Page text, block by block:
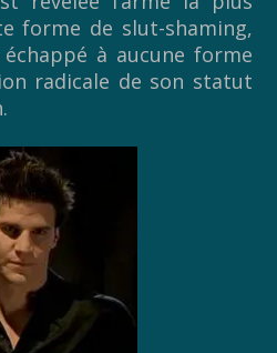
forme de slut-shaming,
à aucune forme
radicale de son statut